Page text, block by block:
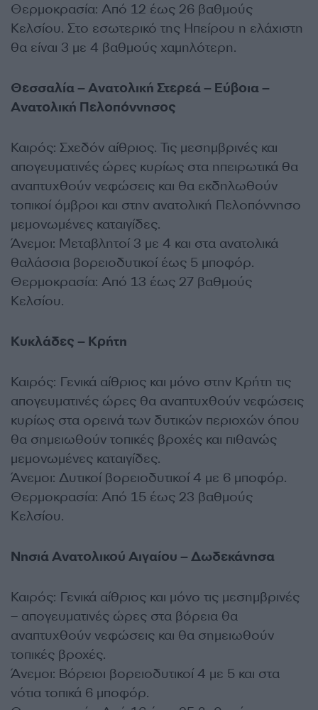
Θερμοκρασία: Από 12 έως 26 βαθμούς
Κελσίου. Στο εσωτερικό της Ηπείρου η ελάχιστη
θα είναι 3 με 4 βαθμούς χαμηλότερη.
Θεσσαλία – Ανατολική Στερεά – Εύβοια –
Ανατολική Πελοπόννησος
Καιρός: Σχεδόν αίθριος. Τις μεσημβρινές και
απογευματινές ώρες κυρίως στα ηπειρωτικά θα
αναπτυχθούν νεφώσεις και θα εκδηλωθούν
τοπικοί όμβροι και στην ανατολική Πελοπόννησο
μεμονωμένες καταιγίδες.
Άνεμοι: Μεταβλητοί 3 με 4 και στα ανατολικά
θαλάσσια βορειοδυτικοί έως 5 μποφόρ.
Θερμοκρασία: Από 13 έως 27 βαθμούς
Κελσίου.
Κυκλάδες – Κρήτη
Καιρός: Γενικά αίθριος και μόνο στην Κρήτη τις
απογευματινές ώρες θα αναπτυχθούν νεφώσεις
κυρίως στα ορεινά των δυτικών περιοχών όπου
θα σημειωθούν τοπικές βροχές και πιθανώς
μεμονωμένες καταιγίδες.
Άνεμοι: Δυτικοί βορειοδυτικοί 4 με 6 μποφόρ.
Θερμοκρασία: Από 15 έως 23 βαθμούς
Κελσίου.
Νησιά Ανατολικού Αιγαίου – Δωδεκάνησα
Καιρός: Γενικά αίθριος και μόνο τις μεσημβρινές
– απογευματινές ώρες στα βόρεια θα
αναπτυχθούν νεφώσεις και θα σημειωθούν
τοπικές βροχές.
Άνεμοι: Βόρειοι βορειοδυτικοί 4 με 5 και στα
νότια τοπικά 6 μποφόρ.